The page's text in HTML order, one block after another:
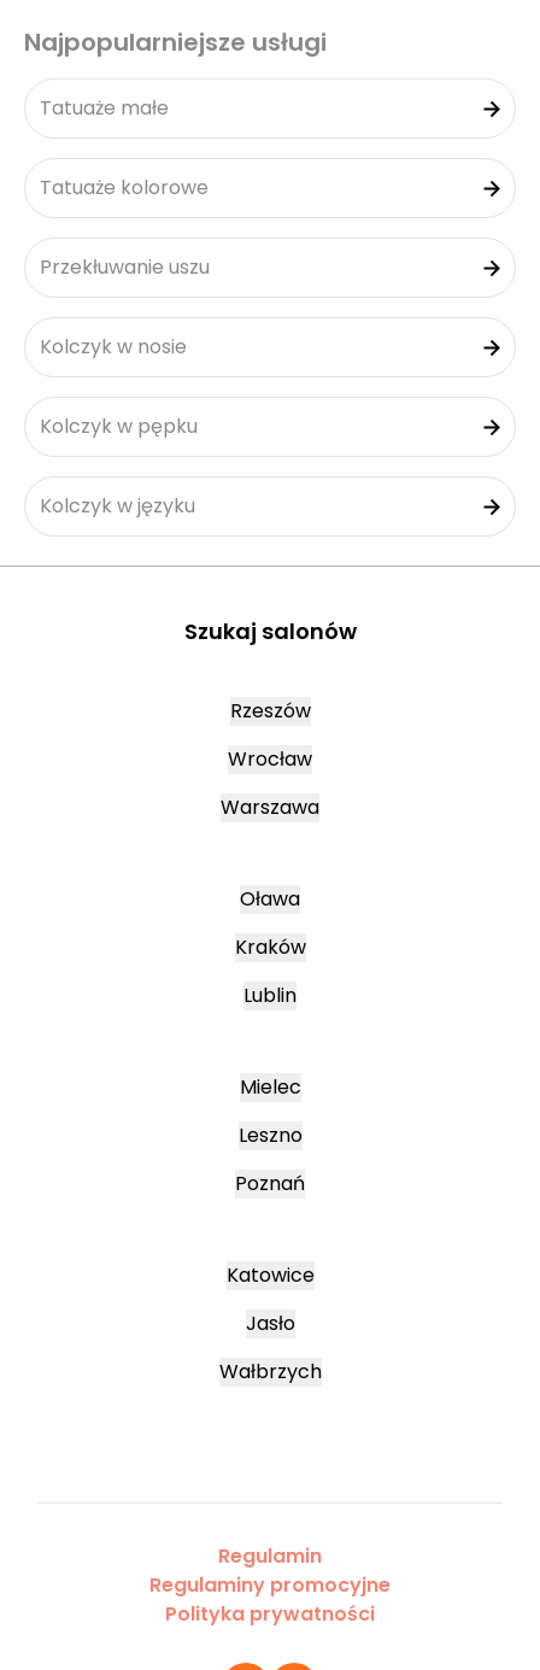
Najpopularniejsze usługi
Tatuaże małe
Tatuaże kolorowe
Przekłuwanie uszu
Kolczyk w nosie
Kolczyk w pępku
Kolczyk w języku
Szukaj salonów
Rzeszów
Wrocław
Warszawa
Oława
Kraków
Lublin
Mielec
Leszno
Poznań
Katowice
Jasło
Wałbrzych
Regulamin
Regulaminy promocyjne
Polityka prywatności